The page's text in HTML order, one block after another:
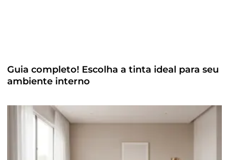
Guia completo! Escolha a tinta ideal para seu
ambiente interno